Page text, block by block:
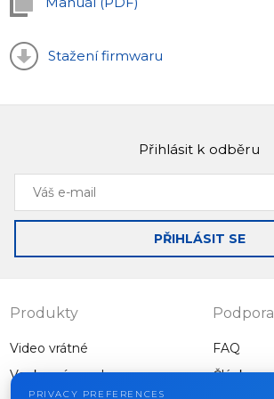
Stažení firmwaru
Přihlásit k odběru
Váš
mail
PŘIHLÁSIT SE
Produkty
Video vrátné
Venkovní panely
Podpora
FAQ
Články
PRIVACY PREFERENCES